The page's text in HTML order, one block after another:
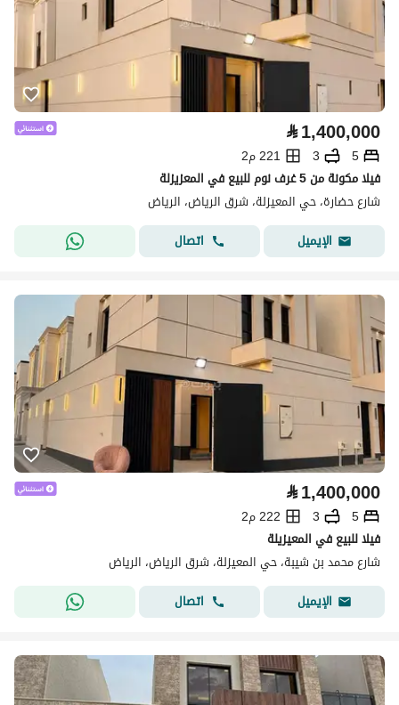
⃁1,400,000
5
3
221 م2
فيلا مكونة من 5 غرف نوم للبيع في المعزيزلة
شارع حضارة، حي المعيزلة، شرق الرياض، الرياض
الإيميل
اتصال
⃁1,400,000
5
3
222 م2
فيلا للبيع في المعيزيلة
شارع محمد بن شيبة، حي المعيزلة، شرق الرياض، الرياض
الإيميل
اتصال